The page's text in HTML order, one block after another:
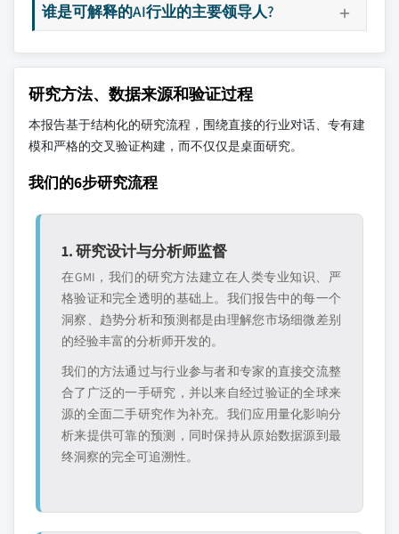
谁是可解释的AI行业的主要领导人?
研究方法、数据来源和验证过程
本报告基于结构化的研究流程，围绕直接的行业对话、专有建
模和严格的交叉验证构建，而不仅仅是桌面研究。
我们的6步研究流程
1. 研究设计与分析师监督
在GMI，我们的研究方法建立在人类专业知识、严
格验证和完全透明的基础上。我们报告中的每一个
洞察、趋势分析和预测都是由理解您市场细微差别
的经验丰富的分析师开发的。
我们的方法通过与行业参与者和专家的直接交流整
合了广泛的一手研究，并以来自经过验证的全球来
源的全面二手研究作为补充。我们应用量化影响分
析来提供可靠的预测，同时保持从原始数据源到最
终洞察的完全可追溯性。